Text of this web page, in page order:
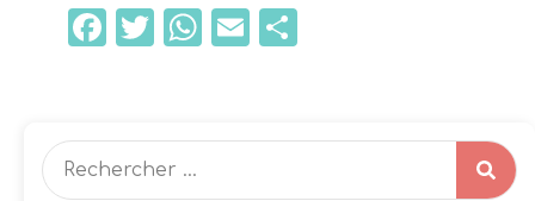
Facebook
Twitter
WhatsApp
Email